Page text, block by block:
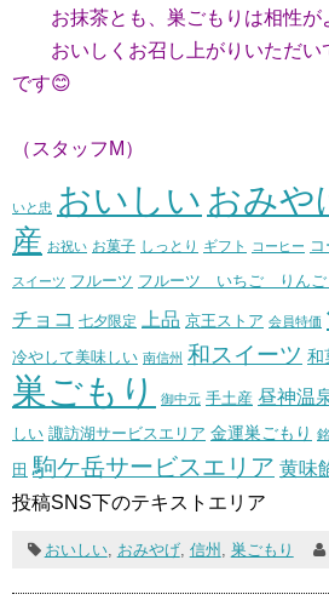
お抹茶とも、巣ごもりは相性が
おいしくお召し上がりいただい
です😊
（スタッフM）
いと忠 おいしい おみや
産 お祝い お菓子 しっとり ギフト コーヒー
スイーツ フルーツ フルーツ いちご りん
チョコ 七夕限定 上品 京王ストア 会員特価
冷やして美味しい 南信州 和スイーツ 和
巣ごもり 御中元 手土産 昼神温
しい 諏訪湖サービスエリア 金運巣ごもり
田 駒ケ岳サービスエリア 黄味
投稿SNS下のテキストエリア
おいしい, おみやげ, 信州 巣ごもり